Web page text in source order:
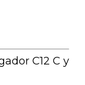
C12 C y